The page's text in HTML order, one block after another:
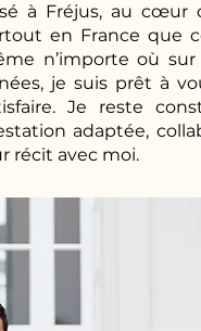
à Fréjus, au cœur
en France que
n’importe où
je suis prêt à
Je reste
adaptée,
récit avec moi.